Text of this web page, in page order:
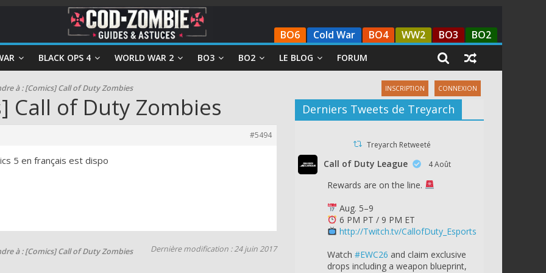
BO6 Cold War BO4 WW2 BO3 BO2
BLACK OPS 4 WORLD WAR 2 BO3 BO2 LE BLOG FORUM
INSCRIPTION CONNEXION
à : [Comics] Call of Duty Zombies
Call of Duty Zombies
#5494
5 en français est dispo
Dernière modification : 24 juin 2017
à : [Comics] Call of Duty Zombies
Derniers Tweets de Treyarch
Treyarch Retweeté
Call of Duty League 4 Août
Rewards are on the line.
Aug. 5–9
6 PM PT / 9 PM ET
http://Twitch.tv/CallofDuty_Esports
Watch #EWC26 and claim exclusive
drops including a weapon blueprint,